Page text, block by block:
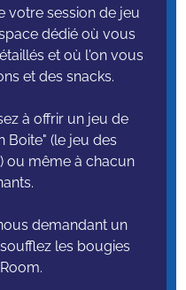
votre session de jeu
dédié où vous
et où l'on vous
et des snacks.
à offrir un jeu de
Boite" (le jeu des
ou même à chacun
demandant un
les bougies